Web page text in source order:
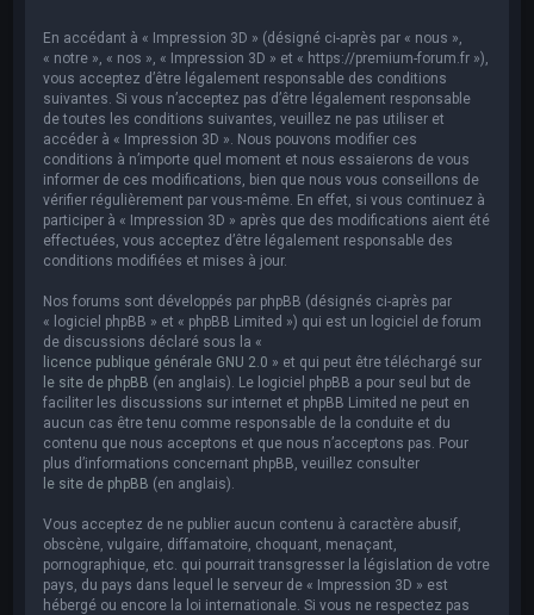
En accédant à « Impression 3D » (désigné ci-après par « nous »,
« notre », « nos », « Impression 3D » et « https://premium-forum.fr »),
vous acceptez d’être légalement responsable des conditions
suivantes. Si vous n’acceptez pas d’être légalement responsable
de toutes les conditions suivantes, veuillez ne pas utiliser et
accéder à « Impression 3D ». Nous pouvons modifier ces
conditions à n’importe quel moment et nous essaierons de vous
informer de ces modifications, bien que nous vous conseillons de
vérifier régulièrement par vous-même. En effet, si vous continuez à
participer à « Impression 3D » après que des modifications aient été
effectuées, vous acceptez d’être légalement responsable des
conditions modifiées et mises à jour.
Nos forums sont développés par phpBB (désignés ci-après par
« logiciel phpBB » et « phpBB Limited ») qui est un logiciel de forum
de discussions déclaré sous la «
licence publique générale GNU 2.0 » et qui peut être téléchargé sur
le site de phpBB (en anglais). Le logiciel phpBB a pour seul but de
faciliter les discussions sur internet et phpBB Limited ne peut en
aucun cas être tenu comme responsable de la conduite et du
contenu que nous acceptons et que nous n’acceptons pas. Pour
plus d’informations concernant phpBB, veuillez consulter
le site de phpBB (en anglais).
Vous acceptez de ne publier aucun contenu à caractère abusif,
obscène, vulgaire, diffamatoire, choquant, menaçant,
pornographique, etc. qui pourrait transgresser la législation de votre
pays, du pays dans lequel le serveur de « Impression 3D » est
hébergé ou encore la loi internationale. Si vous ne respectez pas